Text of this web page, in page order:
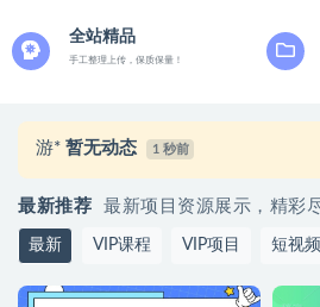
全站精品
手工整理上传，保质保量！
游* 暂无动态
最新推荐 最新项目资源展示，精彩
最新 VIP课程 VIP项目 短视频